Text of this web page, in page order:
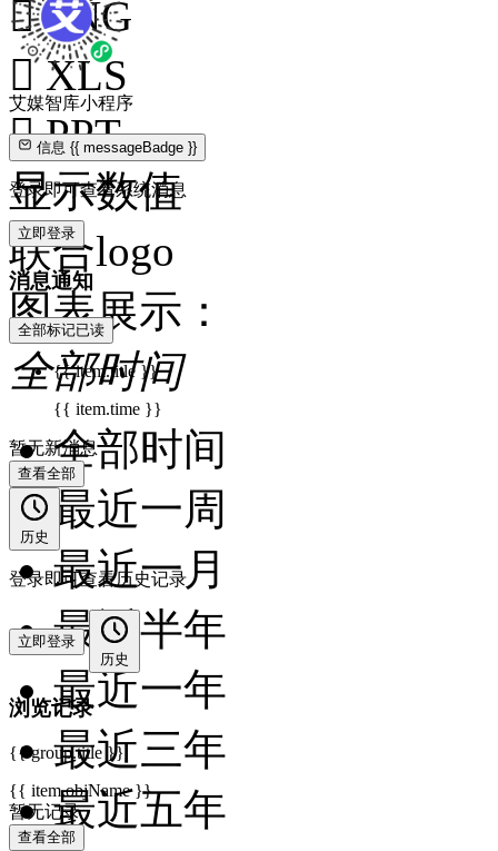
艾媒智库小程序
信息{{ messageBadge }}
登录即可查看系统消息
立即登录
消息通知
全部标记已读
{{ item.title }}
{{ item.time }}
暂无新消息
查看全部
历史
登录即可查看历史记录
立即登录
历史
浏览记录
{{ group.title }}
{{ item.objName }}
暂无记录
查看全部
 PNG
 XLS
 PPT
显示数值
联合logo
图表展示：
全部时间
全部时间
最近一周
最近一月
最近半年
最近一年
最近三年
最近五年